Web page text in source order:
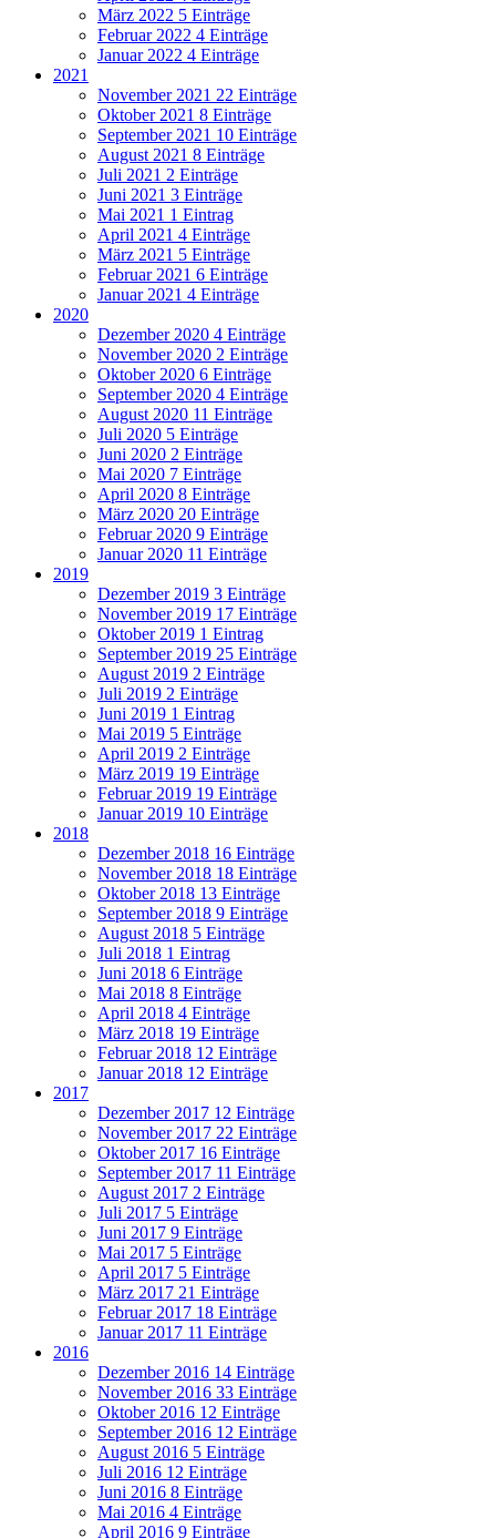
März 2022 5 Einträge
Februar 2022 4 Einträge
Januar 2022 4 Einträge
2021
November 2021 22 Einträge
Oktober 2021 8 Einträge
September 2021 10 Einträge
August 2021 8 Einträge
Juli 2021 2 Einträge
Juni 2021 3 Einträge
Mai 2021 1 Eintrag
April 2021 4 Einträge
März 2021 5 Einträge
Februar 2021 6 Einträge
Januar 2021 4 Einträge
2020
Dezember 2020 4 Einträge
November 2020 2 Einträge
Oktober 2020 6 Einträge
September 2020 4 Einträge
August 2020 11 Einträge
Juli 2020 5 Einträge
Juni 2020 2 Einträge
Mai 2020 7 Einträge
April 2020 8 Einträge
März 2020 20 Einträge
Februar 2020 9 Einträge
Januar 2020 11 Einträge
2019
Dezember 2019 3 Einträge
November 2019 17 Einträge
Oktober 2019 1 Eintrag
September 2019 25 Einträge
August 2019 2 Einträge
Juli 2019 2 Einträge
Juni 2019 1 Eintrag
Mai 2019 5 Einträge
April 2019 2 Einträge
März 2019 19 Einträge
Februar 2019 19 Einträge
Januar 2019 10 Einträge
2018
Dezember 2018 16 Einträge
November 2018 18 Einträge
Oktober 2018 13 Einträge
September 2018 9 Einträge
August 2018 5 Einträge
Juli 2018 1 Eintrag
Juni 2018 6 Einträge
Mai 2018 8 Einträge
April 2018 4 Einträge
März 2018 19 Einträge
Februar 2018 12 Einträge
Januar 2018 12 Einträge
2017
Dezember 2017 12 Einträge
November 2017 22 Einträge
Oktober 2017 16 Einträge
September 2017 11 Einträge
August 2017 2 Einträge
Juli 2017 5 Einträge
Juni 2017 9 Einträge
Mai 2017 5 Einträge
April 2017 5 Einträge
März 2017 21 Einträge
Februar 2017 18 Einträge
Januar 2017 11 Einträge
2016
Dezember 2016 14 Einträge
November 2016 33 Einträge
Oktober 2016 12 Einträge
September 2016 12 Einträge
August 2016 5 Einträge
Juli 2016 12 Einträge
Juni 2016 8 Einträge
Mai 2016 4 Einträge
April 2016 9 Einträge